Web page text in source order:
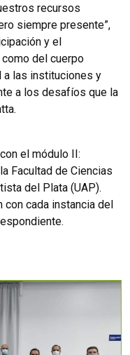
recursos
siempre presente”,
y el
del cuerpo
a las instituciones y
a los desafíos que la
el módulo II:
Facultad de Ciencias
del Plata (UAP).
con cada instancia del